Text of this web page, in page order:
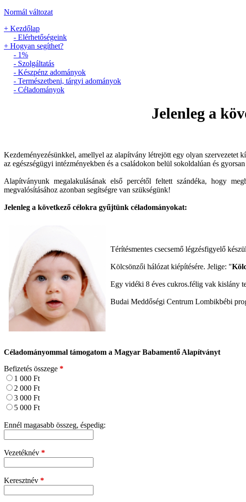
Normál változat
+ Kezdőlap
- Elérhetőségeink
+ Hogyan segíthet?
- 1%
- Szolgáltatás
- Készpénz adományok
- Természetbeni, tárgyi adományok
- Céladományok
Jelenleg a
Kezdeményezésünkkel, amellyel az alapítvány létrejött egy olyan szervezetet
az egészségügyi intézményekben és a családokon belül sokoldalúan és
Alapítványunk megalakulásának első percétől feltett szándéka, hogy
megvalósításához azonban segítségre van szükségünk!
Jelenleg a következő célokra gyűjtünk céladományokat:
Térítésmentes csecsemő légzésfigyelő
Kölcsönzői hálózat kiépítésére. Jelige: "
Egy vidéki 8 éves cukros.félig vak kislány
Budai Meddőségi Centrum Lombikbébi
Céladományommal támogatom a Magyar Babamentő Alapítványt
Befizetés összege *
1 000 Ft
2 000 Ft
3 000 Ft
5 000 Ft
Ennél magasabb összeg, éspedig:
Vezetéknév *
Keresztnév *